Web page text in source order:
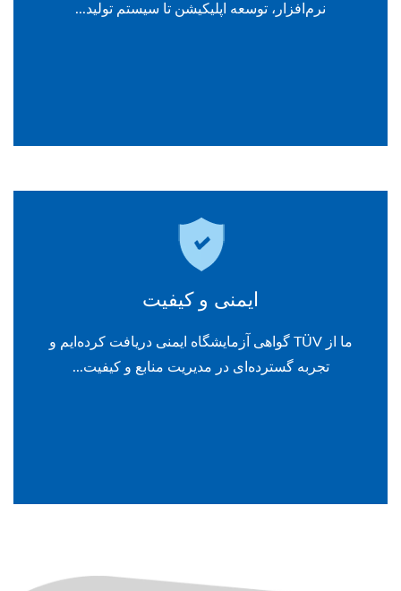
نرم‌افزار، توسعه اپلیکیشن تا سیستم تولید...
ایمنی و کیفیت
ما از TÜV گواهی آزمایشگاه ایمنی دریافت کرده‌ایم و
تجربه گسترده‌ای در مدیریت منابع و کیفیت...